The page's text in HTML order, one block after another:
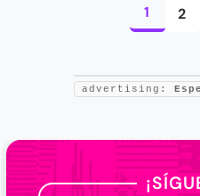
advertising:
1 2